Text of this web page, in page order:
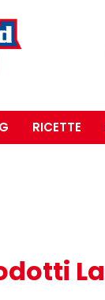
RICETTE